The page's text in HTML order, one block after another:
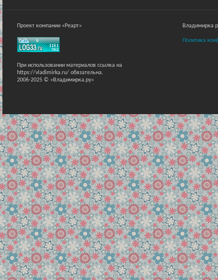
Проект компании «Реарт»
При использовании материалов ссылка на
https://vladimirka.ru/ обязательна.
2006-2025 © «Владимирка.ру»
Владимирка
Политика